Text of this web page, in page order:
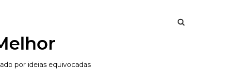
por ideias equivocadas